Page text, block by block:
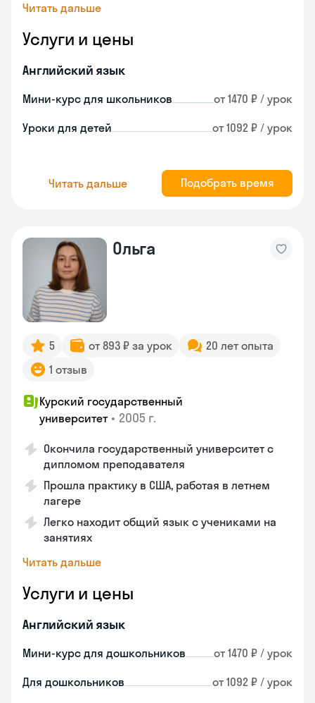
Читать дальше
Услуги и цены
Английский язык
Мини-курс для школьников от 1470 ₽ / урок
Уроки для детей от 1092 ₽ / урок
Читать дальше Подобрать время
Ольга
5 от 893 ₽ за урок
20 лет опыта
1 отзыв
Курский государственный
университет • 2005 г.
Окончила государственный университет с
дипломом преподавателя
Прошла практику в США, работая в летнем
лагере
Легко находит общий язык с учениками на
занятиях
Читать дальше
Услуги и цены
Английский язык
Мини-курс для дошкольников от 1470 ₽ / урок
Для дошкольников от 1092 ₽ / урок